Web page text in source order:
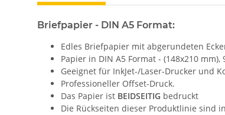
Briefpapier - DIN A5 Format:
Edles Briefpapier mit abgerundeten
Papier in DIN A5 Format - (148x210 mm),
Geeignet für InkJet-/Laser-Drucker und
Professioneller Offset-Druck.
Das Papier ist BEIDSEITIG bedruckt
Die Rückseiten dieser Produktlinie sind